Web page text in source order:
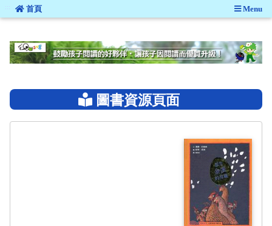
::: 首頁 Menu
圖書資源頁面